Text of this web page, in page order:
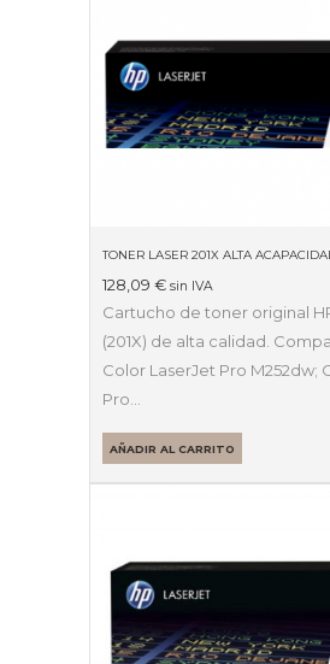
TONER LASER 201X ALTA
128,09 € sin IVA
Cartucho de toner original
(201X) de alta calidad.
Color LaserJet Pro M252dw;
Pro…
AÑADIR AL CARRITO